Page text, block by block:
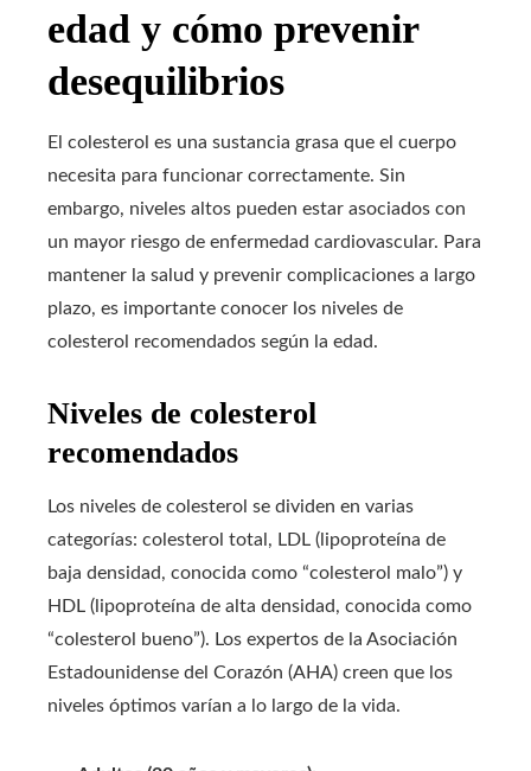
edad y cómo prevenir
desequilibrios
El colesterol es una sustancia grasa que el cuerpo
necesita para funcionar correctamente. Sin
embargo, niveles altos pueden estar asociados con
un mayor riesgo de enfermedad cardiovascular. Para
mantener la salud y prevenir complicaciones a largo
plazo, es importante conocer los niveles de
colesterol recomendados según la edad.
Niveles de colesterol
recomendados
Los niveles de colesterol se dividen en varias
categorías: colesterol total, LDL (lipoproteína de
baja densidad, conocida como “colesterol malo”) y
HDL (lipoproteína de alta densidad, conocida como
“colesterol bueno”). Los expertos de la Asociación
Estadounidense del Corazón (AHA) creen que los
niveles óptimos varían a lo largo de la vida.